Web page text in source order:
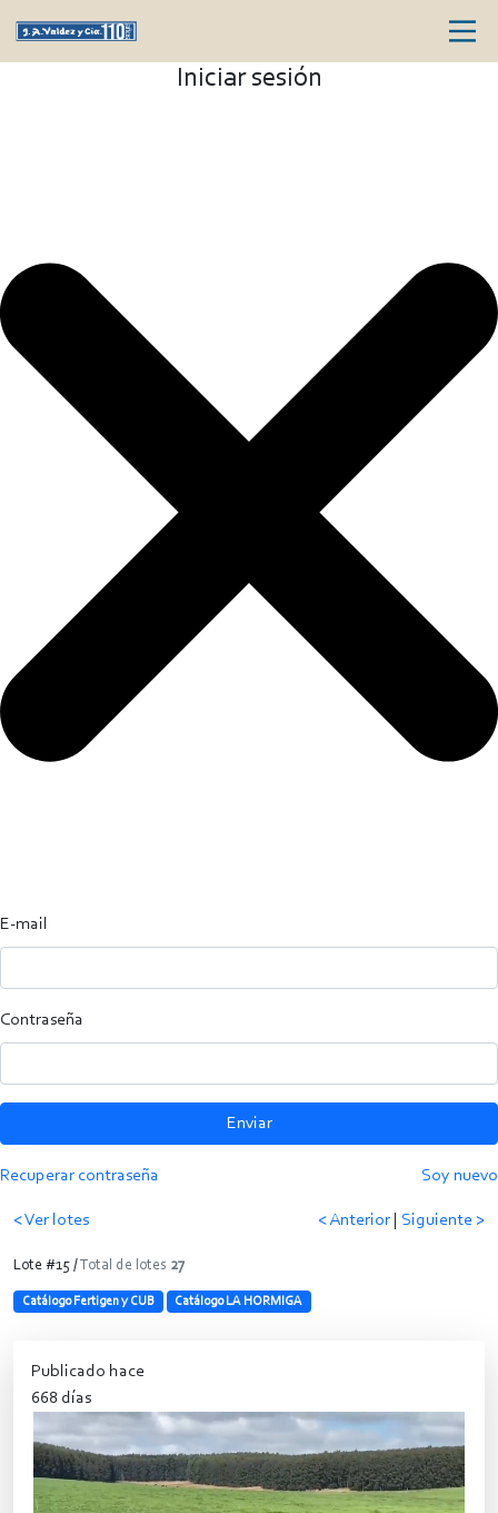
Iniciar sesión
E-mail
Contraseña
Enviar
Recuperar contraseña Soy nuevo
< Ver lotes < Anterior Siguiente >
Lote #15 /Total de lotes 27
Catálogo Fertigen y CUB Catálogo LA HORMIGA
Publicado hace
668 días